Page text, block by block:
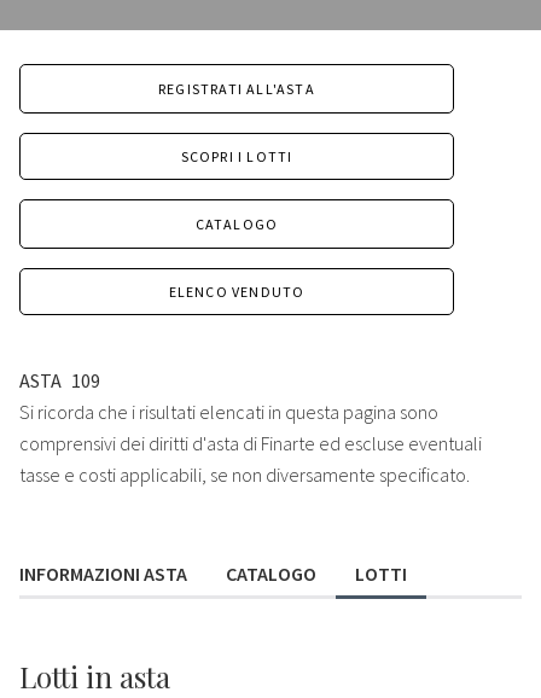
REGISTRATI ALL'ASTA
SCOPRI I LOTTI
CATALOGO
ELENCO VENDUTO
ASTA 109
Si ricorda che i risultati elencati in questa pagina sono
comprensivi dei diritti d'asta di Finarte ed escluse eventuali
tasse e costi applicabili, se non diversamente specificato.
INFORMAZIONI ASTA CATALOGO LOTTI
Lotti in asta